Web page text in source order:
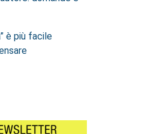
è più facile